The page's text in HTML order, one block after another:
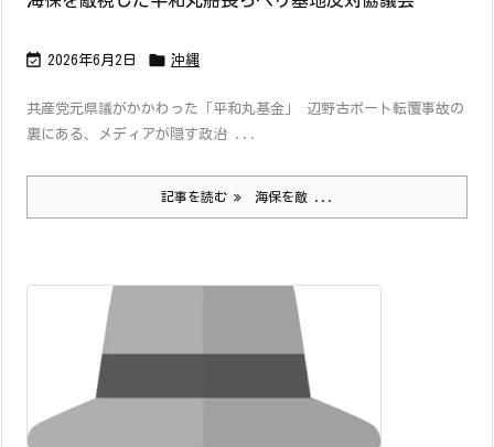
 2026年6月2日  沖縄
共産党元県議がかかわった「平和丸基金」 辺野古ボート転覆事故の
裏にある、メディアが隠す政治 ...
記事を読む 海保を敵 ...